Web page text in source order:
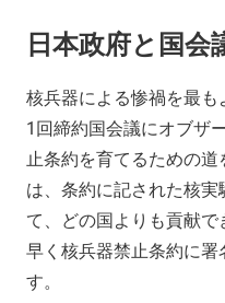
日本政府と国会
核兵器による惨禍を最
1回締約国会議にオブザ
止条約を育てるための
は、条約に記された核
て、どの国よりも貢献
早く核兵器禁止条約に署
す。